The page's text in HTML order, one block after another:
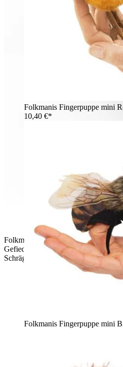
Folkmanis Fingerpuppe mini
Gefieder, orangefarbenem Bauch und
Schrägansicht
Folkmanis Fingerpuppe mini
10,40 €*
Folkmanis Fingerpuppe mini